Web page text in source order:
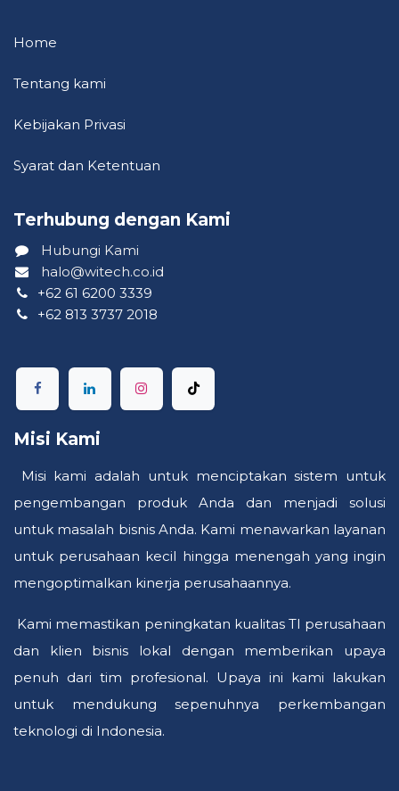
Home
Tentang kami
Kebija​kan P​riva​si
Syarat dan Ketentuan
Terhubung dengan Kami ​
Hubungi Kami
halo@witech.co.id
+62 61 6200 3339
+62 813 3737 2018
Misi Kami
Misi kami adalah untuk menciptakan sistem untuk
pengembangan produk Anda dan menjadi solusi
untuk masalah bisnis Anda. Kami menawarkan layanan
untuk perusahaan kecil hingga menengah yang ingin
mengoptimalkan kinerja perusahaannya.
Kami memastikan peningkatan kualitas TI perusahaan
dan klien bisnis lokal dengan memberikan upaya
penuh dari tim profesional. Upaya ini kami lakukan
untuk mendukung sepenuhnya perkembangan
teknologi di Indonesia.